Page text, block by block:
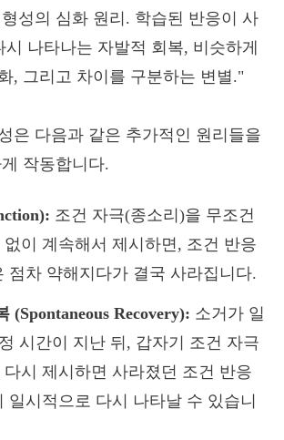
은 다음과 같은 추가적인 원리들을
작동합니다.
조건 자극(종소리)을 무조건
없이 계속해서 제시하면, 조건 반응
점차 약해지다가 결국 사라집니다.
(Spontaneous Recovery): 소거가 일
시간이 지난 뒤, 갑자기 조건 자극
시 제시하면 사라졌던 조건 반응
일시적으로 다시 나타날 수 있습니